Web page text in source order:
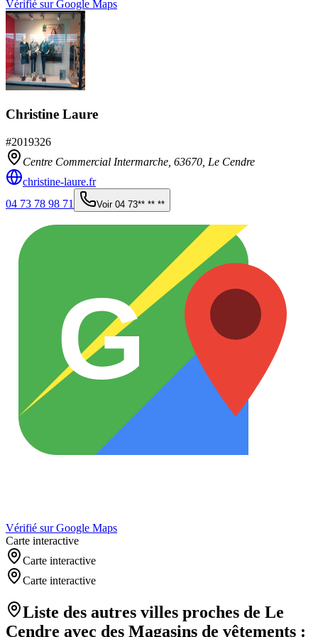
Vérifié sur Google Maps
Christine Laure
#2019326
Centre Commercial Intermarche, 63670 Le Cendre
christine-laure.fr
04 73 78 98 71
Voir 04 73** ** **
G
Vérifié sur Google Maps
Carte interactive
Carte interactive
Carte interactive
Liste des autres villes proches de Le
Cendre avec des Magasins de vêtements :